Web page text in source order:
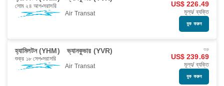
সোম ২৪ আগ সরাসরি
Air Transat
US$ 226.49
মূল্য/ ব্যক্তি
বুক করুন
হ্যামিলটন (YHM) ভ্যানকুভার (YVR)
শুক্র ১৮ সেপ সরাসরি
Air Transat
শুরু
US$ 239.69
মূল্য/ ব্যক্তি
বুক করুন